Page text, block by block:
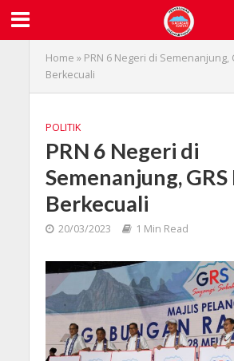
Home » PRN 6 Negeri di Semenanjung,
Berkecuali
POLITIK
PRN 6 Negeri di
Semenanjung,
Berkecuali
20/03/2023 1 Min Read